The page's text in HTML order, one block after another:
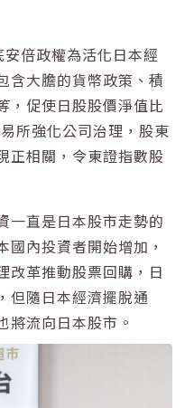
倍政權為活化日本經
含大膽的貨幣政策、積
，促使日股股價淨值比
所強化公司治理，股東
正相關，令東證指數股
一直是日本股市走勢的
國內投資者開始增加，
改革推動股票回購，日
但隨日本經濟擺脫通
將流向日本股市。